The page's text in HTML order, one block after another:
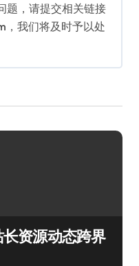
题，请提交相关链接
，我们将及时予以处
资源动态跨界